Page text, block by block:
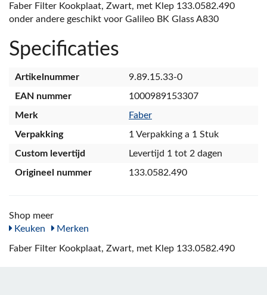
Faber Filter Kookplaat, Zwart, met Klep 133.0582.490
onder andere geschikt voor Galileo BK Glass A830
Specificaties
Artikelnummer
9.89.15.33-0
EAN nummer
1000989153307
Merk
Faber
Verpakking
1 Verpakking a 1 Stuk
Custom levertijd
Levertijd 1 tot 2 dagen
Origineel nummer
133.0582.490
Shop meer
Keuken
Merken
Faber Filter Kookplaat, Zwart, met Klep 133.0582.490